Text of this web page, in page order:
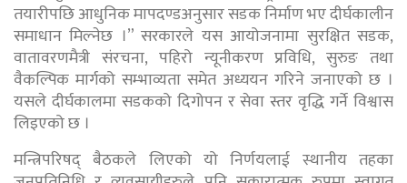
तयारीपछि आधुनिक मापदण्डअनुसार सडक निर्माण भए दीर्घकालीन
समाधान मिल्नेछ ।” सरकारले यस आयोजनामा सुरक्षित सडक,
वातावरणमैत्री संरचना, पहिरो न्यूनीकरण प्रविधि, सुरुङ तथा
वैकल्पिक मार्गको सम्भाव्यता समेत अध्ययन गरिने जनाएको छ ।
यसले दीर्घकालमा सडकको दिगोपन र सेवा स्तर वृद्धि गर्ने विश्वास
लिइएको छ ।
मन्त्रिपरिषद् बैठकले लिएको यो निर्णयलाई स्थानीय तहका